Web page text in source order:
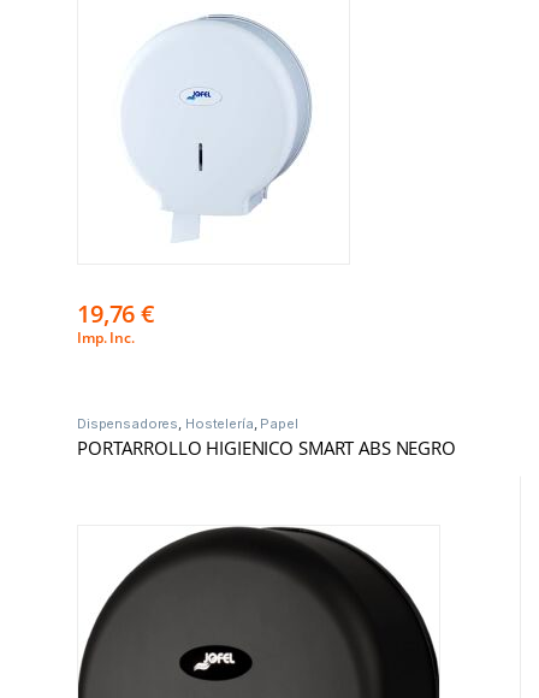
19,76€
Imp. Inc.
Dispensadores, Hostelería, Papel
PORTARROLLO HIGIENICO SMART ABS NEGRO